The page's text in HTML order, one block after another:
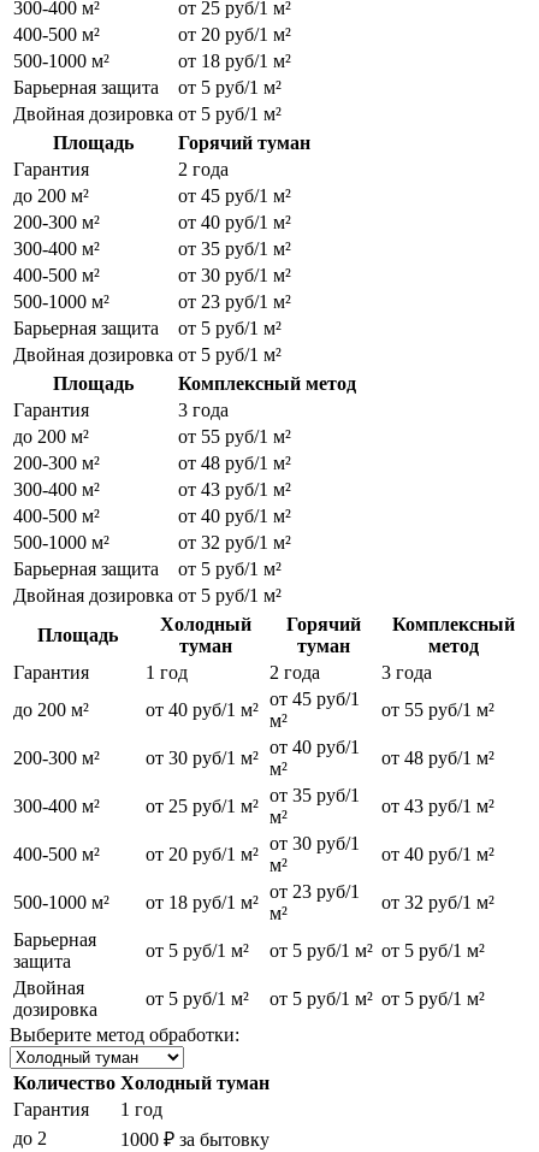
300-400 м²
от 25 руб/1 м²
400-500 м²
от 20 руб/1 м²
500-1000 м²
от 18 руб/1 м²
Барьерная защита
от 5 руб/1 м²
Двойная дозировка от 5 руб/1 м²
Площадь
Горячий туман
Гарантия
2 года
до 200 м²
от 45 руб/1 м²
200-300 м²
от 40 руб/1 м²
300-400 м²
от 35 руб/1 м²
400-500 м²
от 30 руб/1 м²
500-1000 м²
от 23 руб/1 м²
Барьерная защита
от 5 руб/1 м²
Двойная дозировка от 5 руб/1 м²
Площадь
Комплексный метод
Гарантия
3 года
до 200 м²
от 55 руб/1 м²
200-300 м²
от 48 руб/1 м²
300-400 м²
от 43 руб/1 м²
400-500 м²
от 40 руб/1 м²
500-1000 м²
от 32 руб/1 м²
Барьерная защита
от 5 руб/1 м²
Двойная дозировка от 5 руб/1 м²
Площадь
Холодный
туман
Горячий
туман
Комплексный
метод
Гарантия
1 год 2 года
3 года
до 200 м²
от 40 руб/1 м²
от 45 руб/1
м²
от 55 руб/1 м²
200-300 м² от 30 руб/1 м²
от 40 руб/1
м²
от 48 руб/1 м²
300-400 м² от 25 руб/1 м²
от 35 руб/1
м²
от 43 руб/1 м²
400-500 м² от 20 руб/1 м²
от 30 руб/1
м²
от 40 руб/1 м²
500-1000 м² от 18 руб/1 м²
от 23 руб/1
м²
от 32 руб/1 м²
Барьерная
защита
от 5 руб/1 м² от 5 руб/1 м² от 5 руб/1 м²
Двойная
дозировка
от 5 руб/1 м² от 5 руб/1 м² от 5 руб/1 м²
Выберите метод обработки:
Количество Холодный туман
Гарантия
1 год
до 2
1000 ₽ за бытовку